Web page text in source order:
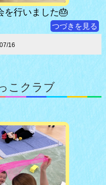
を行いました🎂
つづきを見る
16
こクラブ